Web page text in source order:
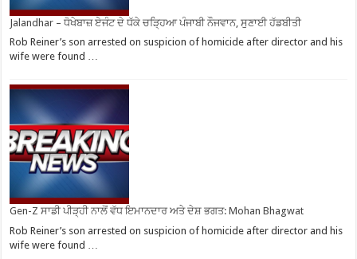
Jalandhar – ਧੋਖੇਬਾਜ਼ ਏਜੰਟ ਦੇ ਧੱਕੇ ਚੜ੍ਹਿਆ ਪੰਜਾਬੀ ਨੌਜਵਾਨ, ਸੁਣਾਈ ਹੱਡਬੀਤੀ
Rob Reiner’s son arrested on suspicion of homicide after director and his
wife were found …
Gen-Z ਸਾਡੀ ਪੀੜ੍ਹੀ ਨਾਲੋਂ ਵੱਧ ਇਮਾਨਦਾਰ ਅਤੇ ਦੇਸ਼ ਭਗਤ: Mohan Bhagwat
Rob Reiner’s son arrested on suspicion of homicide after director and his
wife were found …